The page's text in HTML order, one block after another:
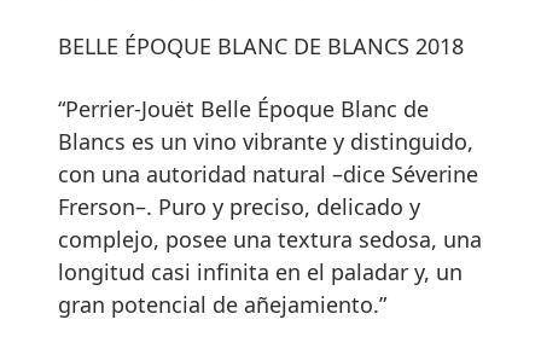
BELLE ÉPOQUE BLANC DE BLANCS 2018
“Perrier-Jouët Belle Époque Blanc de
Blancs es un vino vibrante y distinguido,
con una autoridad natural –dice Séverine
Frerson–. Puro y preciso, delicado y
complejo, posee una textura sedosa, una
longitud casi infinita en el paladar y, un
gran potencial de añejamiento.”